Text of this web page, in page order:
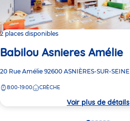
2 places disponibles
Babilou Asnieres Amélie
Adresse
la
20 Rue Amélie 92600 ASNIÈRES-SUR-SEINE
8:00-19:00 CRÈCHE
Voir plus de détails